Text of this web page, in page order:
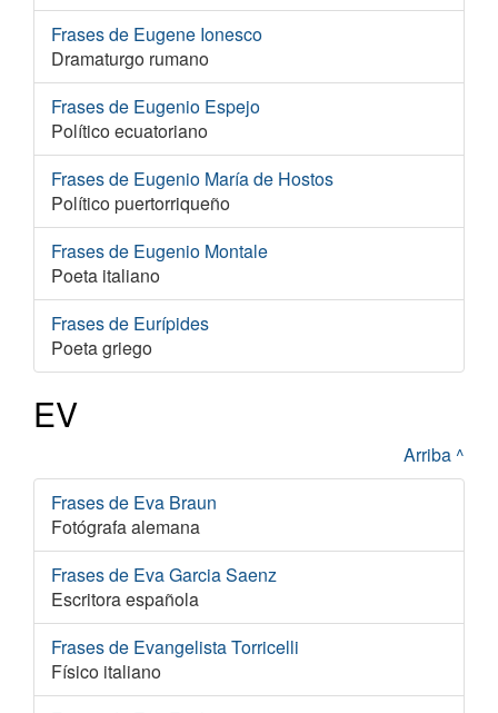
Frases de Eugene Ionesco
Dramaturgo rumano
Frases de Eugenio Espejo
Político ecuatoriano
Frases de Eugenio María de Hostos
Político puertorriqueño
Frases de Eugenio Montale
Poeta italiano
Frases de Eurípides
Poeta griego
EV
Arriba ^
Frases de Eva Braun
Fotógrafa alemana
Frases de Eva Garcia Saenz
Escritora española
Frases de Evangelista Torricelli
Físico italiano